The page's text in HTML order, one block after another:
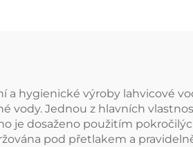
hygienické výroby lahvicové
vody. Jednou z hlavních
je dosaženo použitím
pod přetlakem a